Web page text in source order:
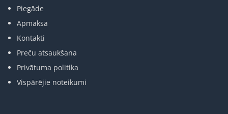
Piegāde
Apmaksa
Kontakti
Preču atsaukšana
Privātuma politika
Vispārējie noteikumi